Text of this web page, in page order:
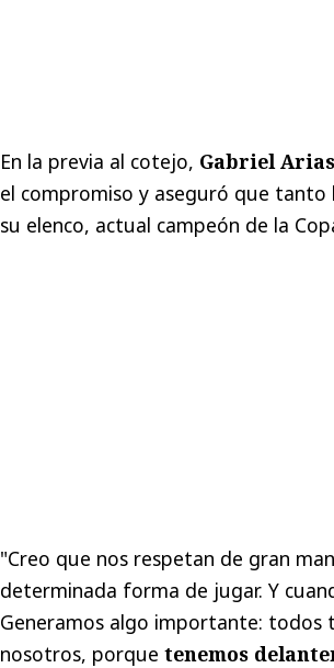
En la previa al cotejo, Gabriel
el compromiso y aseguró que
su elenco, actual campeón de la
"Creo que nos respetan de gran
determinada forma de jugar. Y
Generamos algo importante: todos
nosotros, porque tenemos